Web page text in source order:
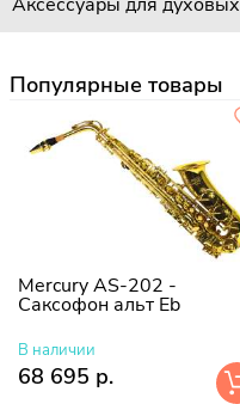
Популярные товары
Mercury AS-202 -
Саксофон альт Eb
В наличии
68 695 р.